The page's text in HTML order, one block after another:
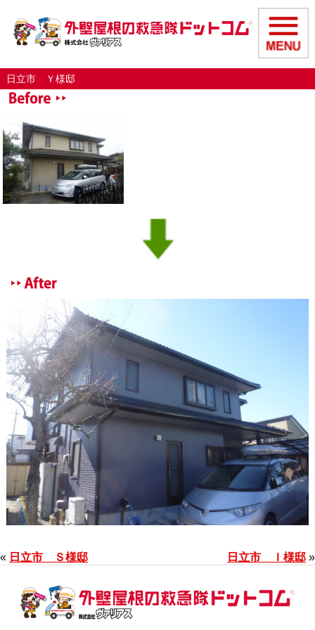
日立市 Ｙ様邸
« 日立市 Ｓ様邸 日立市 Ｉ様邸 »